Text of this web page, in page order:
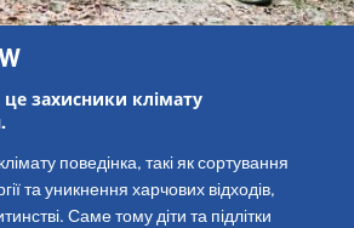
це захисники клімату
поведінка, такі як сортування
та уникнення харчових відходів,
Саме тому діти та підлітки